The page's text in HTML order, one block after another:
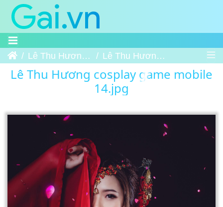
Trang chủLê Thu Hương cosplay game mobile Lê Thu Hương cosplay game mobile 14
Lê Thu Hương cosplay game mobile
14.jpg